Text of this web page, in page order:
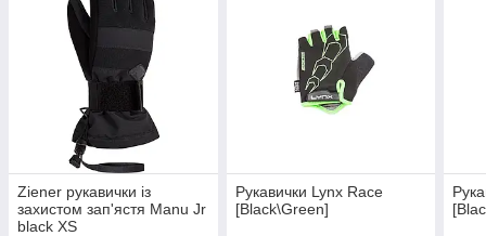
Ziener рукавички із
захистом зап'ястя Manu Jr
black XS
Рукавички Lynx Race
[Black\Green]